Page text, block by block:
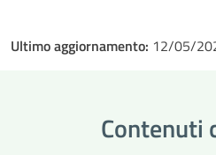
Ultimo aggiornamento: 12/05/
Contenuti